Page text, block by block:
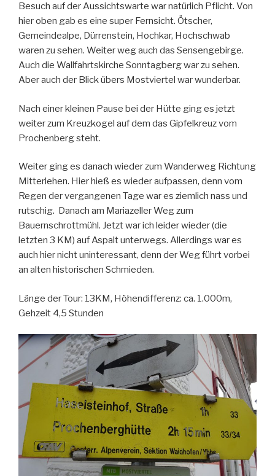
Besuch auf der Aussichtswarte war natürlich Pflicht. Von
hier oben gab es eine super Fernsicht. Ötscher,
Gemeindealpe, Dürrenstein, Hochkar, Hochschwab
waren zu sehen. Weiter weg auch das Sensengebirge.
Auch die Wallfahrtskirche Sonntagberg war zu sehen.
Aber auch der Blick übers Mostviertel war wunderbar.
Nach einer kleinen Pause bei der Hütte ging es jetzt
weiter zum Kreuzkogel auf dem das Gipfelkreuz vom
Prochenberg steht.
Weiter ging es danach wieder zum Wanderweg Richtung
Mitterlehen. Hier hieß es wieder aufpassen, denn vom
Regen der vergangenen Tage war es ziemlich nass und
rutschig. Danach am Mariazeller Weg zum
Bauernschrottmühl. Jetzt war ich leider wieder (die
letzten 3 KM) auf Aspalt unterwegs. Allerdings war es
auch hier nicht uninteressant, denn der Weg führt vorbei
an alten historischen Schmieden.
Länge der Tour: 13KM, Höhendifferenz: ca. 1.000m,
Gehzeit 4,5 Stunden